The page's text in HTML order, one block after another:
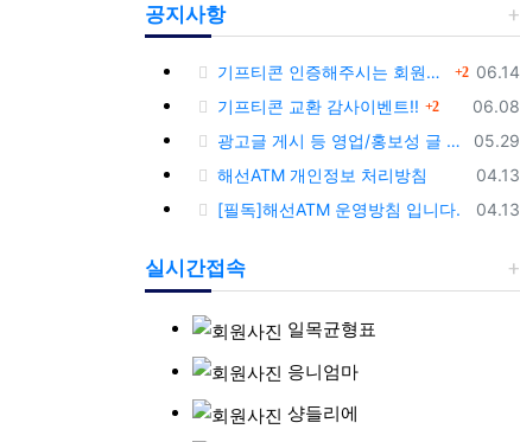
공지사항
등록
06.14
기프티콘 인증해주시는 회원님께 추가 포인트 쏩니다!! 2댓글
등록일
06.08
기프티콘 교환 감사이벤트!! 2댓글
등록
05.29
광고글 게시 등 영업/홍보성 글 삭제 및 제제대상입니다.
등록
04.13
해선ATM 개인정보 처리방침
등록
04.13
[필독]해선ATM 운영방침 입니다.
실시간접속
일목균형표
응니엄마
샹들리에